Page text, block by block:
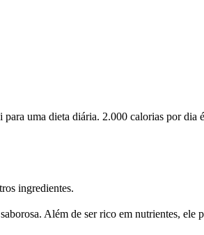
uma dieta diária. 2.000 calorias por dia
ingredientes.
Além de ser rico em nutrientes,